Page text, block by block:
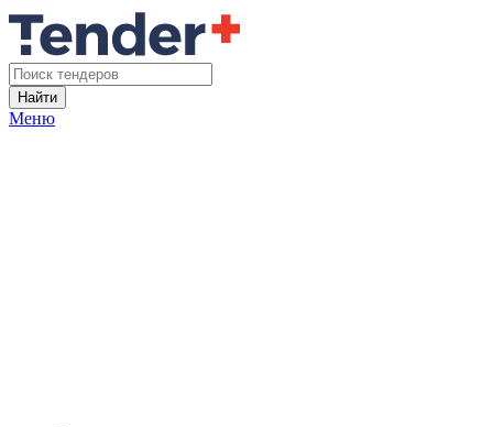
Найти
Меню